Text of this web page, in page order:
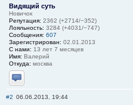
Видящий суть
Новичок
Репутация: 2362 (+2714/−352)
Лояльность: 3284 (+4031/−747)
Сообщения: 607
Зарегистрирован: 02.01.2013
С нами: 13 лет 7 месяцев
Имя: Валерий
Откуда: москва
Отправить личное сообщение
#2 06.06.2013, 19:44